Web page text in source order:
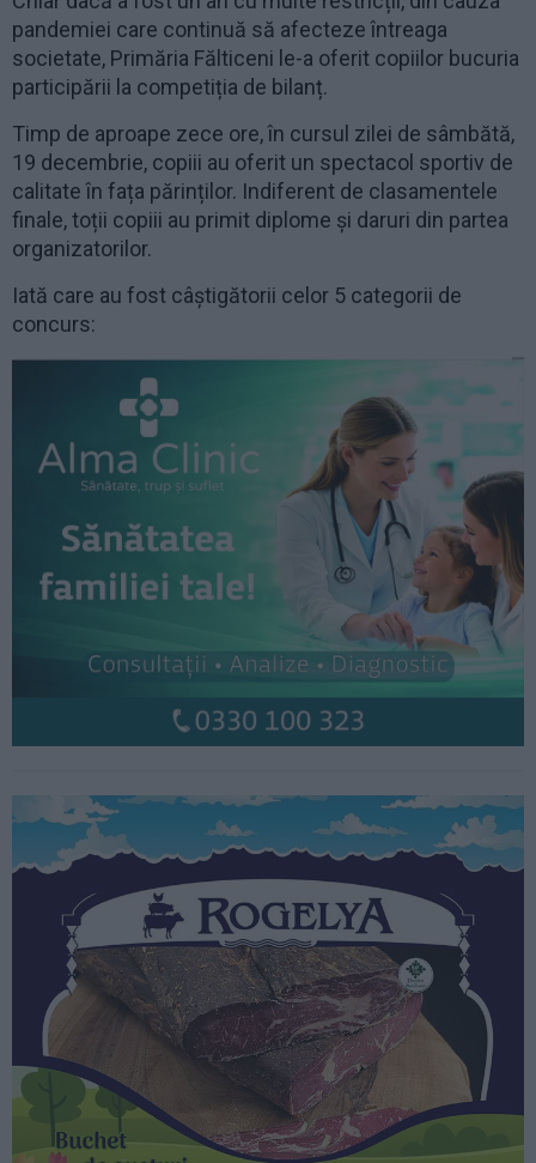
pandemiei care continuă să afecteze întreaga
societate, Primăria Fălticeni le-a oferit copiilor bucuria
participării la competiția de bilanț.
Timp de aproape zece ore, în cursul zilei de sâmbătă,
19 decembrie, copiii au oferit un spectacol sportiv de
calitate în fața părinților. Indiferent de clasamentele
finale, toții copiii au primit diplome și daruri din partea
organizatorilor.
Iată care au fost câștigătorii celor 5 categorii de
concurs: